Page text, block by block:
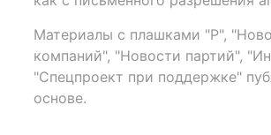
Материалы с плашками "Р",
компаний", "Новости партий",
"Спецпроект при поддержке"
основе.